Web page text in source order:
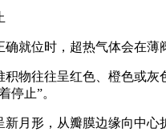
确就位时，超热气体会在薄
积物往往呈红色、橙色或
停止”。
新月形，从瓣膜边缘向中心